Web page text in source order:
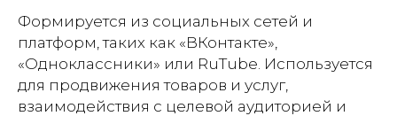
Формируется из социальных сетей и
платформ, таких как «ВКонтакте»,
«Одноклассники» или RuTube. Используется
для продвижения товаров и услуг,
взаимодействия с целевой аудиторией и